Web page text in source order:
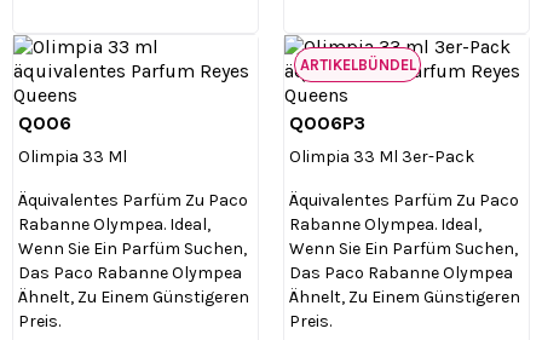
Q006
Olimpia 33 Ml
Äquivalentes Parfüm Zu Paco
Rabanne Olympea. Ideal,
Wenn Sie Ein Parfüm Suchen,
Das Paco Rabanne Olympea
Ähnelt, Zu Einem Günstigeren
Preis.

Q006P3
Olimpia 33 Ml 3er-Pack
Äquivalentes Parfüm Zu Paco
Rabanne Olympea. Ideal,
Wenn Sie Ein Parfüm Suchen,
Das Paco Rabanne Olympea
Ähnelt, Zu Einem Günstigeren
Preis.
ARTIKELBÜNDEL